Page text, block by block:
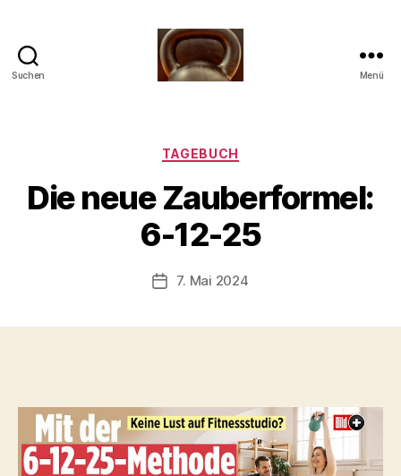
Suchen
der
Menü
Kategorien
TAGEBUCH
Die neue Zauberformel:
6-12-25
Beitragsautor
o
n
b
-
s
c
o
Beitragsdatum
7. Mai 2024